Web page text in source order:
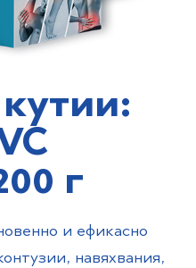
г
и ефикасно
навяхвания,